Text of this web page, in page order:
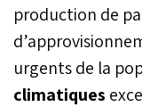
production de
urgents de la
climatiques